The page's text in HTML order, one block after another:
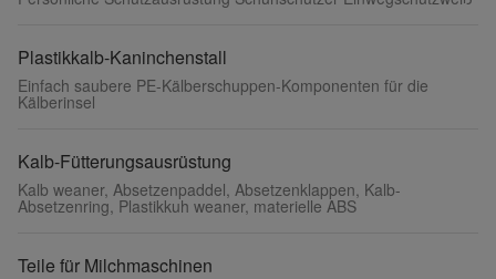
Plastikkalb-Kaninchenstall
Einfach saubere PE-Kälberschuppen-Komponenten für die
Kälberinsel
Kalb-Fütterungsausrüstung
Kalb weaner, Absetzenpaddel, Absetzenklappen, Kalb-
Absetzenring, Plastikkuh weaner, materielle ABS
Teile für Milchmaschinen